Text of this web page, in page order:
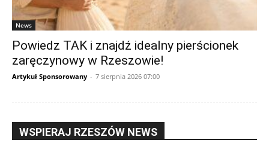
News
Powiedz TAK i znajdź idealny pierścionek
zaręczynowy w Rzeszowie!
Artykuł Sponsorowany - 7 sierpnia 2026 07:00
WSPIERAJ RZESZÓW NEWS